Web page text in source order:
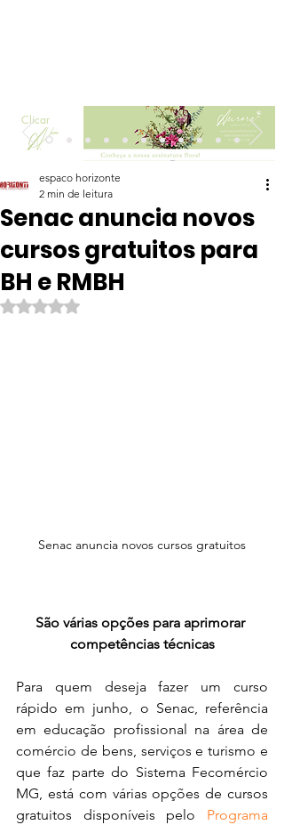
Clicar
Senac anuncia novos
cursos gratuitos para
BH e RMBH
espaco horizonte
2 min de leitura
Avaliado com NaN de 5 estrelas.
Senac anuncia novos cursos gratuitos
São várias opções para aprimorar
competências técnicas
Para quem deseja fazer um curso
rápido em junho, o Senac, referência
em educação profissional na área de
comércio de bens, serviços e turismo e
que faz parte do Sistema Fecomércio
MG, está com várias opções de cursos
gratuitos disponíveis pelo Programa